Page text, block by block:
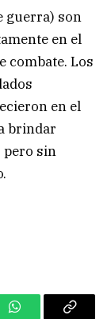
guerra) son
en el
combate. Los
en el
brindar
pero sin